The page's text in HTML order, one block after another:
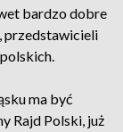
bardzo dobre
przedstawicieli
ma być
Rajd Polski, już